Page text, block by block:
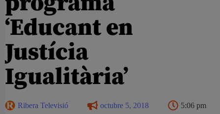
‘Educant en
Justícia
Igualitària’
Ribera Televisió octubre 5, 2018 5:06 pm